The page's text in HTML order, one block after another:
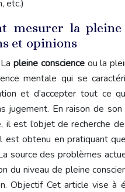
etc.)
mesurer la pleine
et opinions
pleine conscienceou la
mentale qui se
et d’accepter tout ce
jugement. En raison de
il est l’objet de recherche
est obtenu en pratiquant
source des problèmes
du niveau de pleine
Objectif Cet article vise à